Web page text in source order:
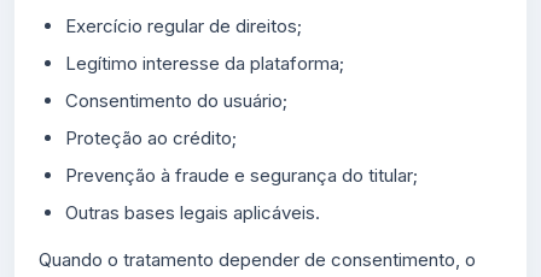
Exercício regular de direitos;
Legítimo interesse da plataforma;
Consentimento do usuário;
Proteção ao crédito;
Prevenção à fraude e segurança do titular;
Outras bases legais aplicáveis.
Quando o tratamento depender de consentimento, o